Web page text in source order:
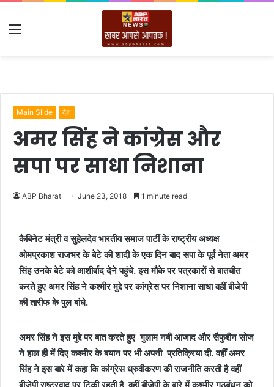
Menu
Main Slide देश
अमर सिंह ने कांग्रेस और
सपा पर साधा निशाना
ABP Bharat June 23, 2018 1 minute read
कैबिनेट मंत्री व सुहेलदेव भारतीय समाज पार्टी के राष्ट्रीय अध्यक्ष
ओमप्रकाश राजभर के बेटे की शादी के एक दिन बाद सपा के पूर्व नेता अमर
सिंह उनके बेटे को आशीर्वाद देने पहुंचे. इस मौके पर पत्रकारों से बातचीत
करते हुए अमर सिंह ने कश्मीर मुद्दे पर कांग्रेस पर निशाना साधा वहीं बीजेपी
की तारीफ के पुल बांधे.
अमर सिंह ने इस मुद्दे पर बात करते हुए गुलाम नबी आजाद और सैफुद्दीन सोज
ने हाल ही में दिए कश्मीर के बयान पर भी अपनी प्रतिक्रिया दी. वहीं अमर
सिंह ने इस बारे में कहा कि कांग्रेस ध्रुवीकरण की राजनीति करती है वहीं